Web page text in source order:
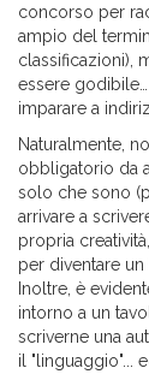
concorso per
ampio del
classificazioni),
essere
imparare a
Naturalmente,
obbligatorio da
solo che sono
arrivare a
propria
per diventare
Inoltre, è
intorno a un
scriverne una
il "linguaggio"...